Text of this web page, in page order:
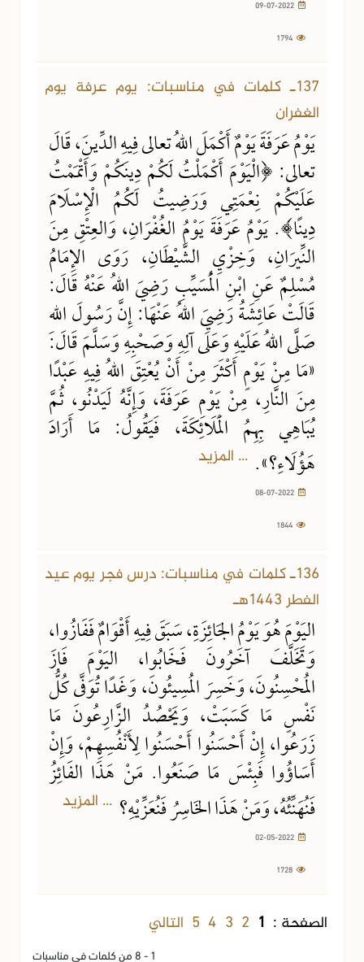
137ـ كلمات في مناسبات: يوم عرفة يوم
الغفران
يَوْمُ عَرَفَةَ يَوْمٌ أَكْمَلَ اللهُ تعالى فِيهِ الدِّينَ، قَالَ
تعالى: ﴿الْيَوْمَ أَكْمَلْتُ لَكُمْ دِينَكُمْ وَأَتْمَمْتُ
عَلَيْكُمْ نِعْمَتِي وَرَضِيتُ لَكُمُ الْإِسْلَامَ
دِينًا﴾. يَوْمُ عَرَفَةَ يَوْمُ الغُفْرَانِ، وَالعِتْقِ مِنَ
النِّيرَانِ، وَخِزْيِ الشَّيْطَانِ، رَوَى الإِمَامُ
مُسْلِمٌ عَنِ ابْنِ الْمُسَيِّبِ رَضِيَ اللهُ عَنْهُ قَالَ:
قَالَتْ عَائِشَةُ رَضِيَ اللهُ عَنْهَا: إِنَّ رَسُولَ اللهِ
صَلَّى اللهُ عَلَيْهِ وَعَلَى آلِهِ وَصَحْبِهِ وَسَلَّمَ قَالَ:
«مَا مِنْ يَوْمٍ أَكْثَرَ مِنْ أَنْ يُعْتِقَ اللهُ فِيهِ عَبْدًا
مِنَ النَّارِ، مِنْ يَوْمِ عَرَفَةَ، وَإِنَّهُ لَيَدْنُو، ثُمَّ
يُبَاهِي بِهِمُ الْمَلَائِكَةَ، فَيَقُولُ: مَا أَرَادَ
هَؤُلَاءِ؟». ... المزيد
136ـ كلمات في مناسبات: درس فجر يوم عيد
الفطر 1443هـ
اليَوْمَ هُوَ يَوْمُ الجَائِزَةِ، سَبَقَ فِيهِ أَقْوَامٌ فَفَازُوا،
وَتَخَلَّفَ آخَرُونَ فَخَابُوا، اليَوْمَ فَازَ
المُحْسِنُونَ، وَخَسِرَ المُسِيئُونَ، وَغَدًا تُوَفَّى كُلُّ
نَفْسٍ مَا كَسَبَتْ، وَيَحْصُدُ الزَّارِعُونَ مَا
زَرَعُوا، إِنْ أَحْسَنُوا أَحْسَنُوا لِأَنْفُسِهِمْ، وَإِنْ
أَسَاؤُوا فَبِئْسَ مَا صَنَعُوا. مَنْ هَذَا الفَائِزُ
فَنُهَنِّئُهُ، وَمَنْ هَذَا الخَاسِرُ فَنُعَزِّيْهِ؟ ... المزيد
الصفحة : 1
2
3
4
5 التالي
1 - 8 من كلمات في مناسبات